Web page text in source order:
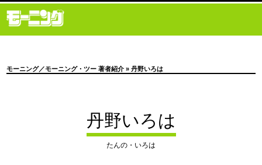
モーニング／モーニング・ツー 著者紹介 » 丹野いろは
丹野いろは
たんの・いろは